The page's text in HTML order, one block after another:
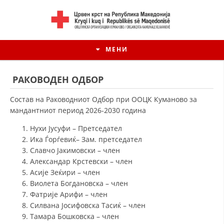
МЕНИ
ИСТОРИЈАТ НА ЦКРМ
ИСТОРИЈАТ НА ДВИЖЕЊЕТО
РАКОВОДЕН ОДБОР
Состав на Раководниот Одбор при ООЦК Куманово за
мандантниот период 2026-2030 година
Нухи Јусуфи – Претседател
Ика Ѓорѓевиќ– Зам. претседател
Славчо Јакимовски – член
Александар Крстевски – член
Асије Зеќири – член
Виолета Богдановска – член
Фатрије Арифи – член
Силвана Јосифовска Тасиќ – член
Тамара Бошковска – член